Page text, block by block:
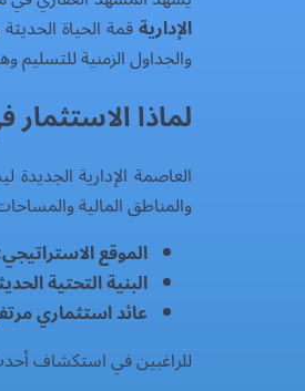
الإداريةقمة الحياة
والجداول الزمنية للتسليم
لماذا
والمناطق المالية
الموقع
البنية التحتية
عائد استثماري
للراغبين في استكشاف